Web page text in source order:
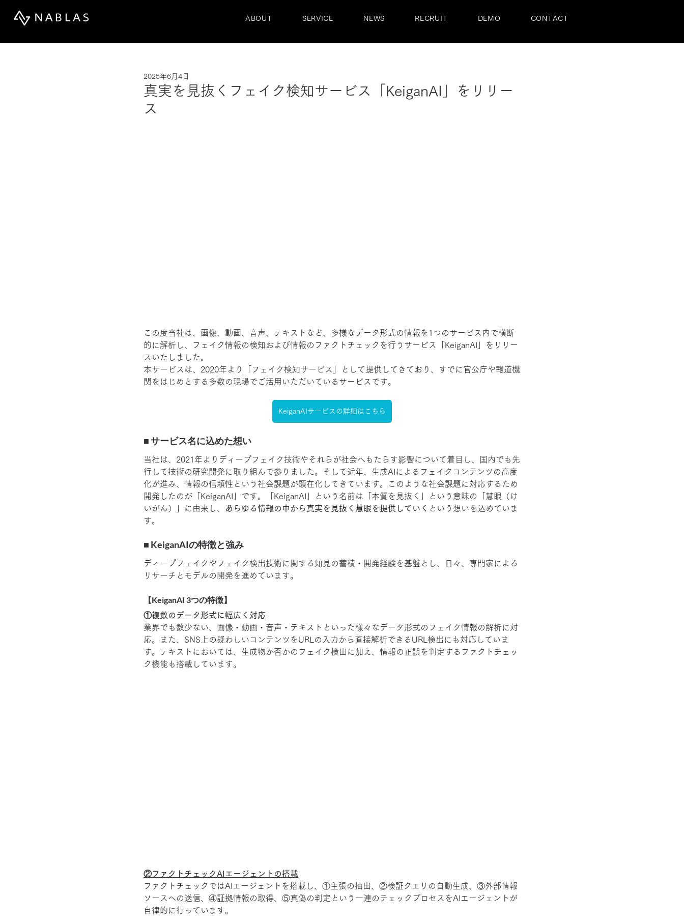
ABOUT SERVICE NEWS RECRUIT DEMO CONTACT
真実を見抜くフェイク検知サービス「KeiganAI」をリリー
ス
2025年6月4日
この度当社は、画像、動画、音声、テキストなど、多様なデータ形式の情報を1つのサービス内で横断
的に解析し、フェイク情報の検知および情報のファクトチェックを行うサービス「KeiganAI」をリリー
スいたしました。
本サービスは、2020年より「フェイク検知サービス」として提供してきており、すでに官公庁や報道機
関をはじめとする多数の現場でご活用いただいているサービスです。
KeiganAIサービスの詳細はこちら
■ サービス名に込めた想い
当社は、2021年よりディープフェイク技術やそれらが社会へもたらす影響について着目し、国内でも先
行して技術の研究開発に取り組んで参りました。そして近年、生成AIによるフェイクコンテンツの高度
化が進み、情報の信頼性という社会課題が顕在化してきています。このような社会課題に対応するため
開発したのが「KeiganAI」です。「KeiganAI」という名前は「本質を見抜く」という意味の「慧眼（け
いがん）」に由来し、
あらゆる情報の中から真実を見抜く慧眼を提供していく という想いを込めていま
す。
■ KeiganAIの特徴と強み
ディープフェイクやフェイク検出技術に関する知見の蓄積・開発経験を基盤とし、日々、専門家による
リサーチとモデルの開発を進めています。
【KeiganAI 3つの特徴】
①複数のデータ形式に幅広く対応
業界でも数少ない、画像・動画・音声・テキストといった様々なデータ形式のフェイク情報の解析に対
応。また、SNS上の疑わしいコンテンツをURLの入力から直接解析できるURL検出にも対応していま
す。テキストにおいては、生成物か否かのフェイク検出に加え、情報の正誤を判定するファクトチェッ
ク機能も搭載しています。
②ファクトチェックAIエージェントの搭載
ファクトチェックではAIエージェントを搭載し、①主張の抽出、②検証クエリの自動生成、③外部情報
ソースへの送信、④証拠情報の取得、⑤真偽の判定という一連のチェックプロセスをAIエージェントが
自律的に行っています。